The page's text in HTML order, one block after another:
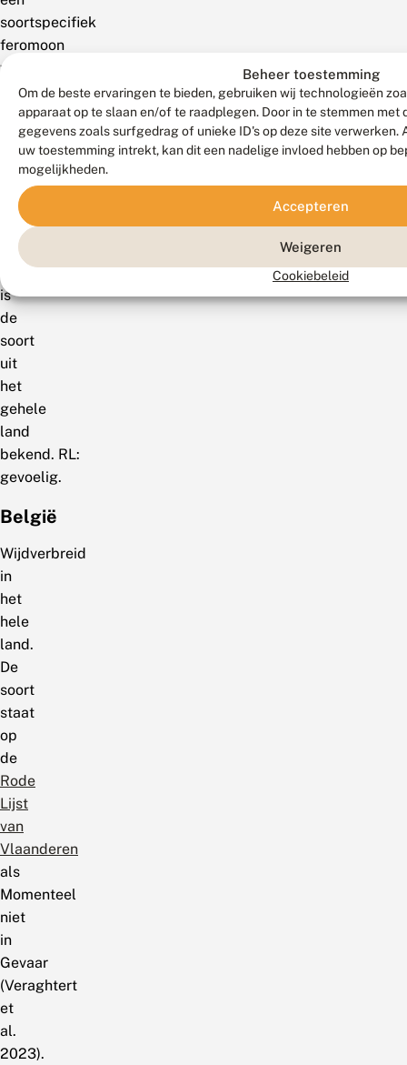
Beheer toestemming
Om de beste ervaringen te bieden, gebruiken wij technologieën
apparaat op te slaan en/of te raadplegen. Door in te stemmen
gegevens zoals surfgedrag of unieke ID's op deze site
uw toestemming intrekt, kan dit een nadelige invloed hebben op
mogelijkheden.
Accepteren
Weigeren
Cookiebeleid
soortspecifiek
feromoon
werd
ontdekt.
Sindsdien
nam
het
aantal
waarnemingen
hard
toe
is
de
soort
uit
het
gehele
land
bekend. RL:
gevoelig.
België
Wijdverbreid
in
het
hele
land.
De
soort
staat
op
de
Rode
Lijst
van
Vlaanderen
als
Momenteel
niet
in
Gevaar
(Veraghtert
et
al.
2023).